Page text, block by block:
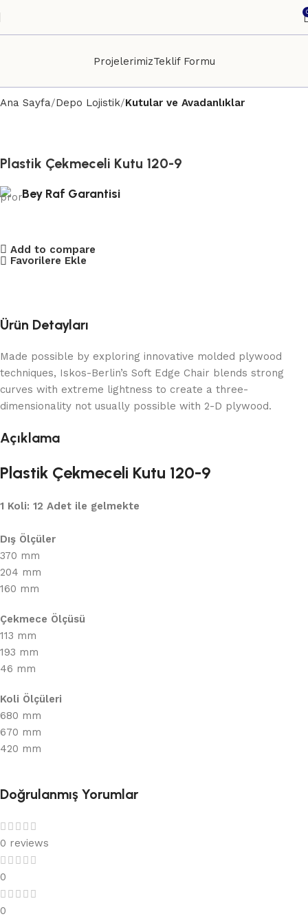
ProjelerimizTeklif Formu
Ana Sayfa Depo Lojistik Kutular ve Avadanlıklar
Plastik Çekmeceli Kutu 120-9
Bey Raf Garantisi
Add to compare
Favorilere Ekle
Ürün Detayları
Made possible by exploring innovative molded plywood
techniques, Iskos-Berlin’s Soft Edge Chair blends strong
curves with extreme lightness to create a three-
dimensionality not usually possible with 2-D plywood.
Açıklama
Plastik Çekmeceli Kutu 120-9
1 Koli: 12 Adet ile gelmekte
Dış Ölçüler
370 mm
204 mm
160 mm
Çekmece Ölçüsü
113 mm
193 mm
46 mm
Koli Ölçüleri
680 mm
670 mm
420 mm
Doğrulanmış Yorumlar
0 reviews
0
0